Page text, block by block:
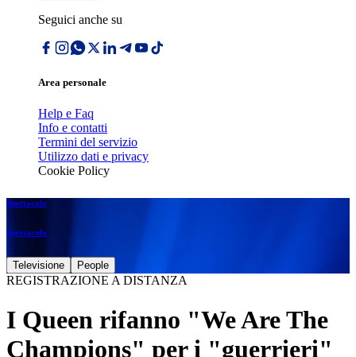
Seguici anche su
Area personale
Help e Faq
Info e contatti
Termini del servizio
Utilizzo dati e privacy
Cookie Policy
Spettacolo
Spettacolo
Televisione People
REGISTRAZIONE A DISTANZA
I Queen rifanno "We Are The
Champions" per i "guerrieri"